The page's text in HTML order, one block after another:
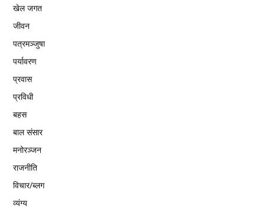
खेल जगत
जीवन
पत्रमञ्जुषा
पर्यावरण
प्रवास
प्रविधी
बहस
बाल संसार
मनोरञ्जन
राजनीति
विचार/ब्लग
व्यंग्य